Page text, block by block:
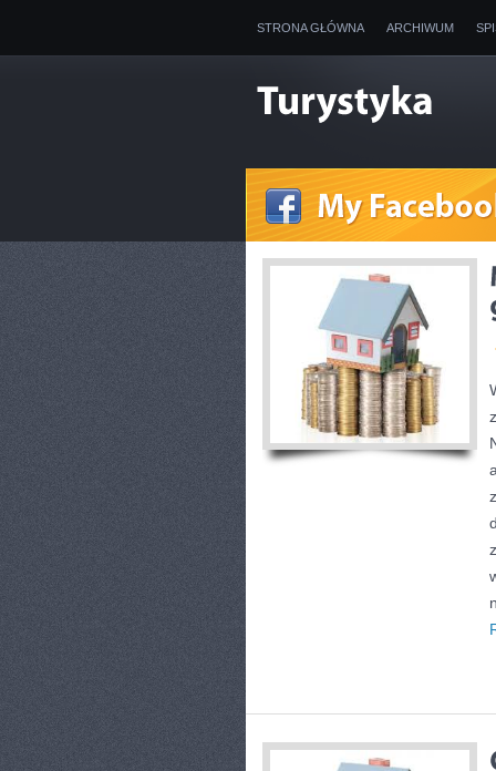
STRONA GŁÓWNA ARCHIWUM